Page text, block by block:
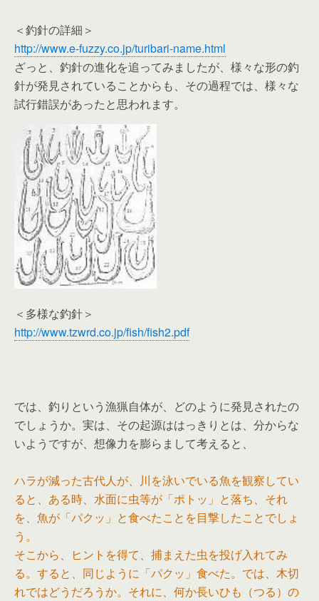
＜釣針の詳細＞
http://www.e-fuzzy.co.jp/turibari-name.html
ざっと、釣針の進化を追ってみましたが、様々な形の釣
針が発見されていることからも、その過程では、様々な
試行錯誤があったと思われます。
＜多様な釣針＞
http://www.tzwrd.co.jp/fish/fish2.pdf
では、釣りという漁猟自体が、どのように発見されたの
でしょうか。実は、その起源ははっきりとは、分からな
いようですが、想像力を膨らまして考えると、
ハラが減った古代人が、川を泳いでいる魚を観察してい
ると、ある時、水面に虫等が「ポトッ」と落ち、それ
を、魚が「パクッ」と食べたことを目撃したことでしょ
う。
そこから、ヒントを得て、捕まえた虫を投げ入れてみ
る。すると、同じように「パクッ」食べた。では、木切
れではどうだろうか。それに、何か長いひも（つる）の